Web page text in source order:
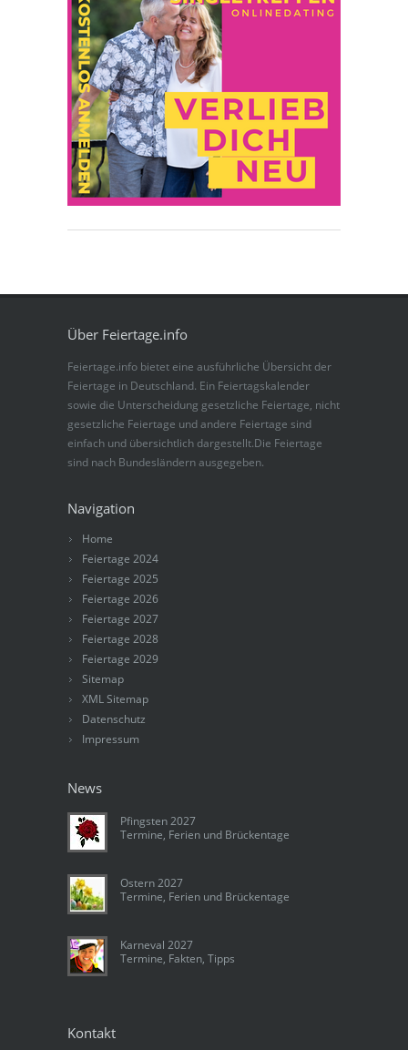
Über Feiertage.info
Feiertage.info bietet eine ausführliche Übersicht der
Feiertage in Deutschland. Ein Feiertagskalender
sowie die Unterscheidung gesetzliche Feiertage, nicht
gesetzliche Feiertage und andere Feiertage sind
einfach und übersichtlich dargestellt.Die Feiertage
sind nach Bundesländern ausgegeben.
Navigation
Home
Feiertage 2024
Feiertage 2025
Feiertage 2026
Feiertage 2027
Feiertage 2028
Feiertage 2029
Sitemap
XML Sitemap
Datenschutz
Impressum
News
Pfingsten 2027
Termine, Ferien und Brückentage
Ostern 2027
Termine, Ferien und Brückentage
Karneval 2027
Termine, Fakten, Tipps
Kontakt